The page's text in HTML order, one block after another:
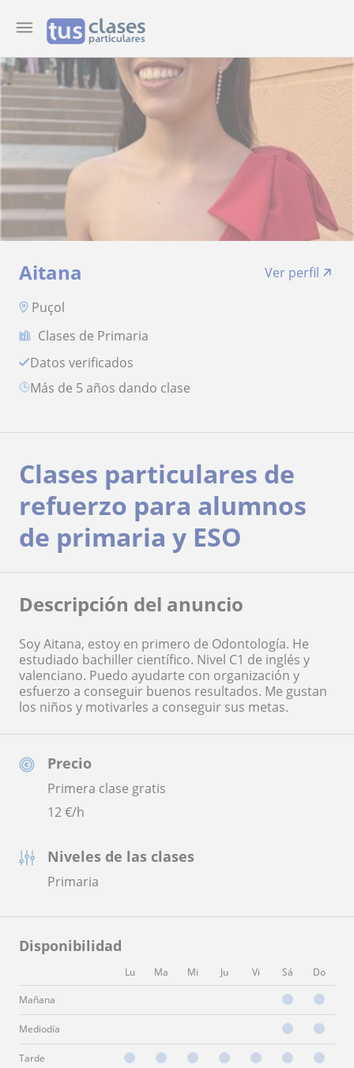
Aitana
Ver perfil
Puçol
Clases de Primaria
Datos verificados
más de 5 años dando clase
Precio
Primera clase gratis
12€/h
Niveles de las clases
Primaria
Disponibilidad
Lu Ma Mi Ju Vi Sá Do
Mañana
Mediodía
Tarde
Clases particulares de
refuerzo para alumnos
de primaria y ESO
Descripción del anuncio
Soy Aitana, estoy en primero de Odontología. He
estudiado bachiller científico. Nivel C1 de inglés y
valenciano. Puedo ayudarte con organización y
esfuerzo a conseguir buenos resultados. Me gustan
los niños y motivarles a conseguir sus metas.